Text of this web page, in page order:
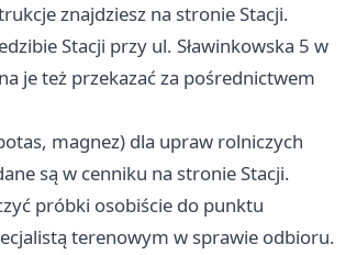
znajdziesz na stronie Stacji.
Stacji przy ul. Sławinkowska 5 w
je też przekazać za pośrednictwem
magnez) dla upraw rolniczych
są w cenniku na stronie Stacji.
próbki osobiście do punktu
terenowym w sprawie odbioru.